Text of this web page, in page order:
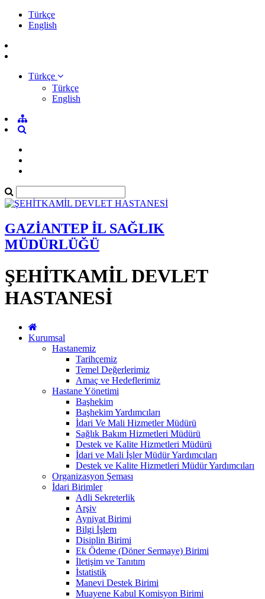
Türkçe
English
Türkçe
Türkçe
English
GAZİANTEP İL SAĞLIK
MÜDÜRLÜĞÜ
ŞEHİTKAMİL DEVLET
HASTANESİ
Kurumsal
Hastanemiz
Tarihçemiz
Temel Değerlerimiz
Amaç ve Hedeflerimiz
Hastane Yönetimi
Başhekim
Başhekim Yardımcıları
İdari Ve Mali Hizmetler Müdürü
Sağlık Bakım Hizmetleri Müdürü
Destek ve Kalite Hizmetleri Müdürü
İdari ve Mali İşler Müdür Yardımcıları
Destek ve Kalite Hizmetleri Müdür Yardımcıları
Organizasyon Şeması
İdari Birimler
Adli Sekreterlik
Arşiv
Ayniyat Birimi
Bilgi İşlem
Disiplin Birimi
Ek Ödeme (Döner Sermaye) Birimi
İletişim ve Tanıtım
İstatistik
Manevi Destek Birimi
Muayene Kabul Komisyon Birimi